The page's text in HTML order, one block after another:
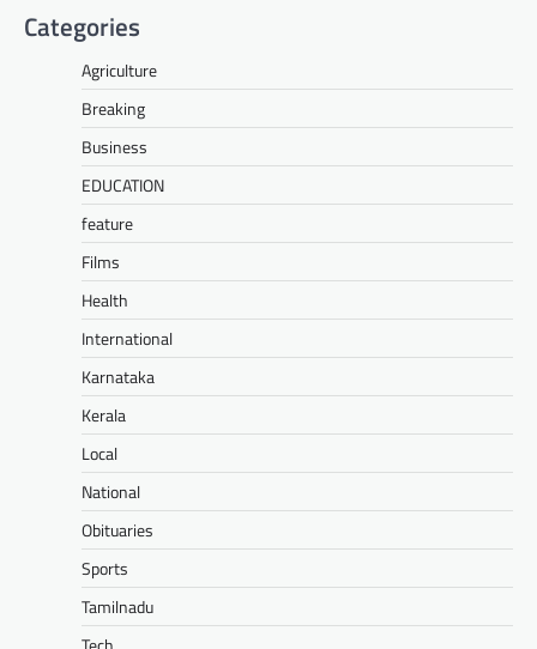
Categories
Agriculture
Breaking
Business
EDUCATION
feature
Films
Health
International
Karnataka
Kerala
Local
National
Obituaries
Sports
Tamilnadu